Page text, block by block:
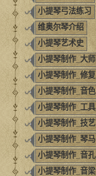
小提琴弓法练习
维奥尔琴介绍
小提琴艺术史
小提琴制作_大师
小提琴制作_修复
小提琴制作_音色
小提琴制作_工具
小提琴制作_技艺
小提琴制作_琴马
小提琴制作_音孔
小提琴制作_音梁